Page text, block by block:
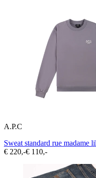
A.P.C
Sweat standard rue madame
€ 220,-€ 110,-